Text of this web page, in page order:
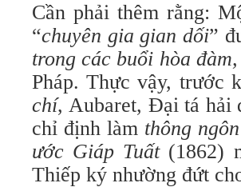
Cần phải thêm rằng:
“chuyên gia gian dối”
trong các buổi hòa đàm,
Pháp. Thực vậy, trước
chí, Aubaret, Đại tá hải
chỉ định làm thông
ước Giáp Tuất(1862)
Thiếp ký nhường đứt